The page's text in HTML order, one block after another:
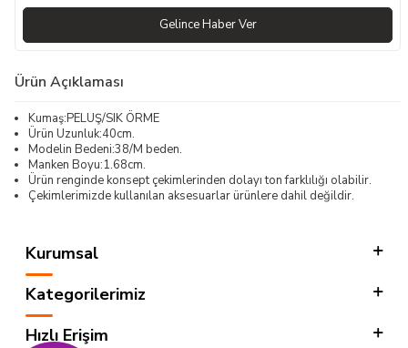
Gelince Haber Ver
Ürün Açıklaması
Kumaş:PELUŞ/SIK ÖRME
Ürün Uzunluk:40cm.
Modelin Bedeni:38/M beden.
Manken Boyu:1.68cm.
Ürün renginde konsept çekimlerinden dolayı ton farklılığı olabilir.
Çekimlerimizde kullanılan aksesuarlar ürünlere dahil değildir.
Kurumsal
Kategorilerimiz
Hızlı Erişim